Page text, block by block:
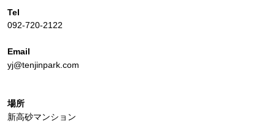
Tel
092-720-2122
Email
yj@tenjinpark.com
場所
新高砂マンション